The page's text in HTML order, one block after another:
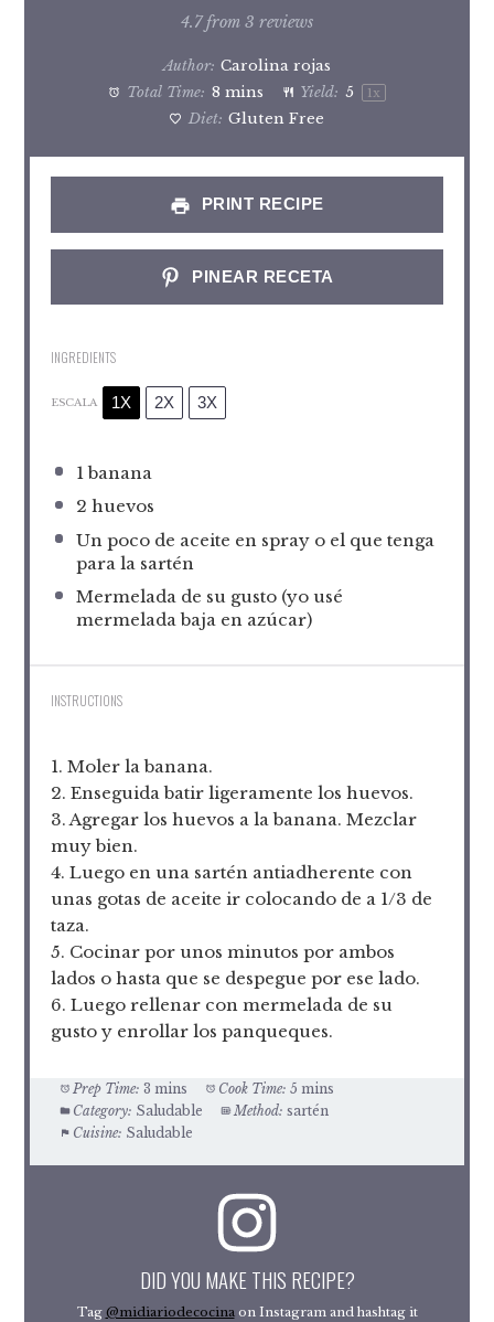
Stars
Stars
Stars
Star
4.7from 3 reviews
Author: Carolina rojas
Total Time: 8 mins Yield: 5 1x
Diet: Gluten Free
PRINT RECIPE
PINEAR RECETA
INGREDIENTS
ESCALA 1X 2X 3X
1banana
2 huevos
Un poco de aceite en spray o el que tenga
para la sartén
Mermelada de su gusto (yo usé
mermelada baja en azúcar)
INSTRUCTIONS
1. Moler la banana.
2. Enseguida batir ligeramente los huevos.
3. Agregar los huevos a la banana. Mezclar
muy bien.
4. Luego en una sartén antiadherente con
unas gotas de aceite ir colocando de a 1/3 de
taza.
5. Cocinar por unos minutos por ambos
lados o hasta que se despegue por ese lado.
6. Luego rellenar con mermelada de su
gusto y enrollar los panqueques.
Prep Time: 3 mins Cook Time: 5 mins
Category: Saludable Method: sartén
Cuisine: Saludable
DID YOU MAKE THIS RECIPE?
Tag @midiariodecocinaon Instagram and hashtag it